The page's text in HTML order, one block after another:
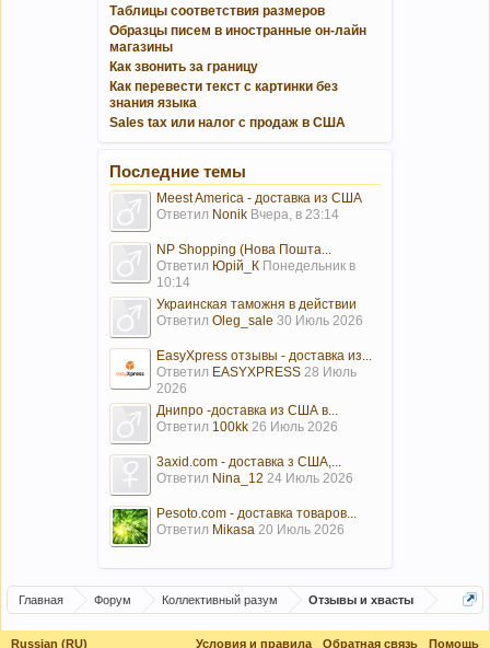
Таблицы соответствия размеров
Образцы писем в иностранные он-лайн
магазины
Как звонить за границу
Как перевести текст с картинки без
знания языка
Sales tax или налог с продаж в США
Последние темы
Meest America - доставка из США
Ответил Nonik Вчера, в 23:14
NP Shopping (Нова Пошта...
Ответил Юрій_К Понедельник в
10:14
Украинская таможня в действии
Ответил Oleg_sale 30 Июль 2026
EasyXpress отзывы - доставка из...
Ответил EASYXPRESS 28 Июль
2026
Днипро -доставка из США в...
Ответил 100kk 26 Июль 2026
3axid.com - доставка з США,...
Ответил Nina_12 24 Июль 2026
Pesoto.com - доставка товаров...
Ответил Mikasa 20 Июль 2026
Главная Форум Коллективный разум Отзывы и хвасты
Russian (RU) Условия и правила Обратная связь Помощь